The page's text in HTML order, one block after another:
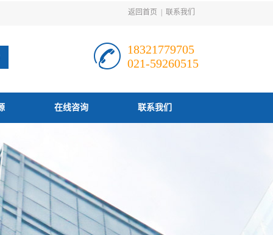
返回首页 联系我们
18321779705
021-59260515
在线咨询 联系我们